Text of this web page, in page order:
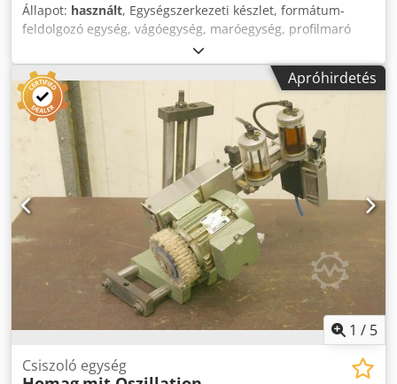
Állapot: használt, Egységszerkezeti készlet, formátum-
feldolgozó egység, vágóegység, maróegység, profilmaró
egység, hézagoló maróegység, vágóegység, kétvégű
profiloló, élmegmunkáló gép, pontozó motor, aprító motor,
maró motor élmegmunkáló géphez - Eladás: Átadás a
jelenlegi állapotban látott állapotban -Védőfedél: a
sérüléseket lásd a fotókat -Gyártó: Homag, maróegység
élsávosító géptől BRANDT KS 25 -Motor: Homag 0,75 kW /
12000 rpm -Feszültség: 220V / 200 Hz -Pneumatikus
henger: Bosch -Méretek : 900/570 / H325 mm - Súly: 44 kg
Crjdpfxjgylrle Amgsf
Apróhirdetés
1 / 5
Csiszoló egység